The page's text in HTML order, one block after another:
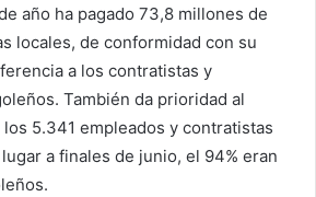
año ha pagado 73,8 millones de
locales, de conformidad con su
a los contratistas y
También da prioridad al
5.341 empleados y contratistas
a finales de junio, el 94% eran